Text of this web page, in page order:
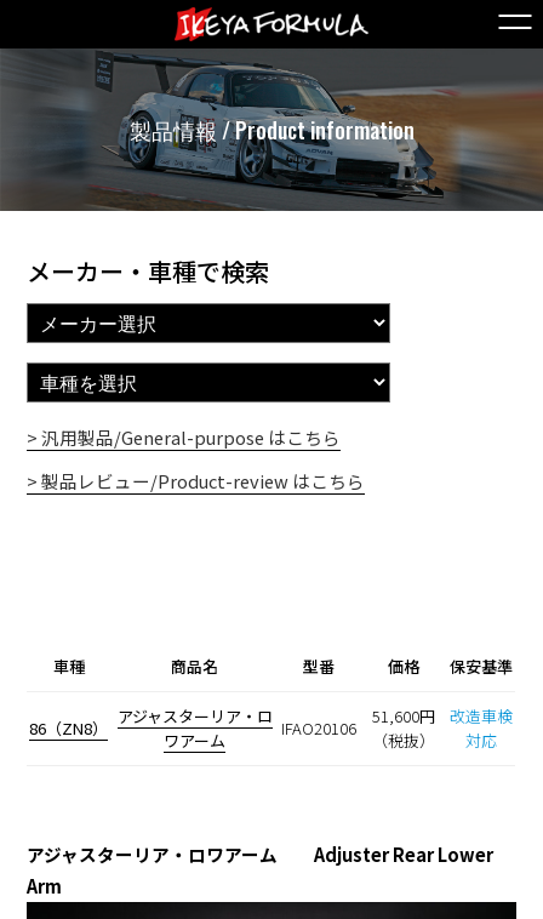
製品情報 / Product information
メーカー・車種で検索
> 汎用製品/General-purpose はこちら
> 製品レビュー/Product-review はこちら
車種 商品名 型番 価格 保安基準
86（ZN8）
アジャスターリア・ロ
ワアーム
IFAO20106
51,600円
（税抜）
改造車検
対応
アジャスターリア・ロワアーム Adjuster Rear Lower
Arm